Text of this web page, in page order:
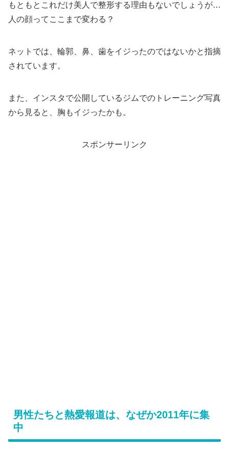
もともとこれだけ美人で整形する理由もないでしょうが…
人の顔ってここまで変わる？
ネットでは、輪郭、鼻、歯をイジったのではないかと指摘
されています。
また、インスタで公開しているジムでのトレーニング写真
から見ると、胸もイジったかも。
スポンサーリンク
男性たちと熱愛報道は、なぜか2011年に集
中